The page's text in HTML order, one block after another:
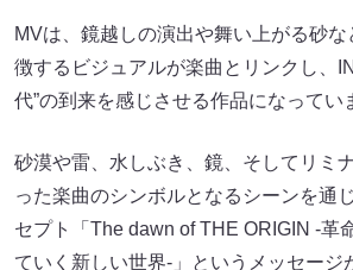
MVは、鏡越しの演出や舞い上がる砂
徴するビジュアルが楽曲とリンクし、
代”の到来を感じさせる作品になってい
砂漠や雷、水しぶき、鏡、そしてリミ
った楽曲のシンボルとなるシーンを通
セプト「The dawn of THE ORIGIN -革
ていく新しい世界-」というメッセージ